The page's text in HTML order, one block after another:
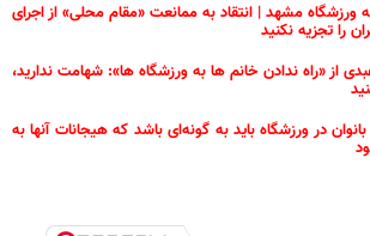
مشهد | انتقاد به ممانعت «مقام محلی» از اجرای
را تجزیه نکنید
از «راه ندادن خانم ها به ورزشگاه ها»: شهامت ندارید،
در ورزشگاه باید به گونه‌ای باشد که هیجانات آنها به